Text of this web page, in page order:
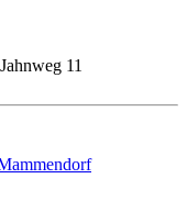
11